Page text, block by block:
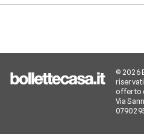
© 2026
offerto
Via